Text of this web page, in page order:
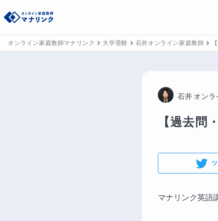
オンライン家庭教師マナリンク 大学受験 石井オンライン家庭教師
石井 オンラ
【過去問
マナリンク英語